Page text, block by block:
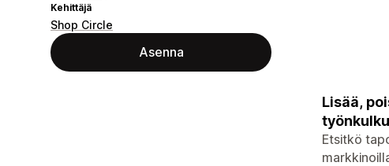
Kehittäjä
Shop Circle
Asenna
Lisää,
Etsitkö